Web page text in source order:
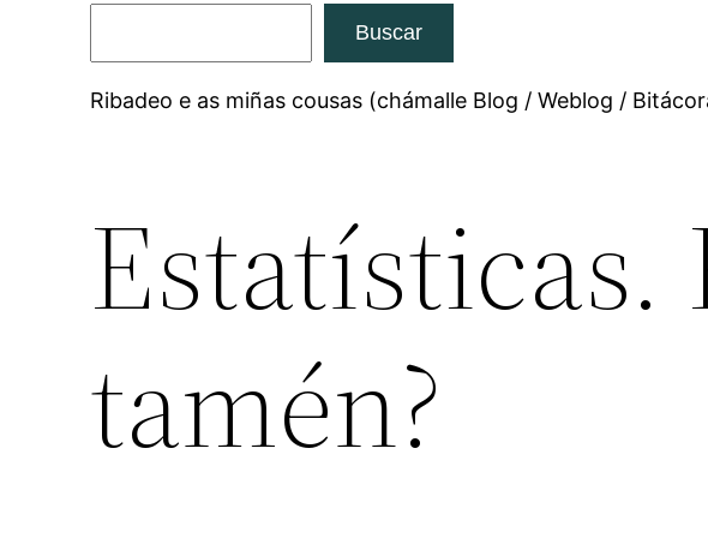
Buscar
Ribadeo e as miñas cousas (chámalle Blog / Weblog /
Estatísticas.
tamén?